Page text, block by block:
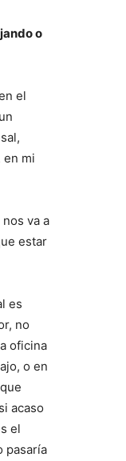
o
el
en mi
va a
estar
es
no
oficina
o en
acaso
el
pasaría